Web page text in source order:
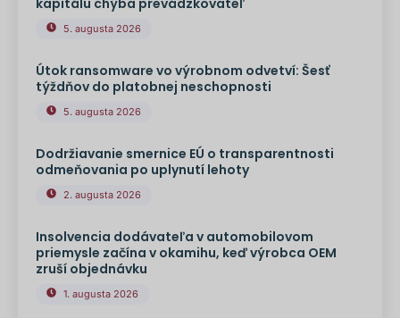
5. augusta 2026
Útok ransomware vo výrobnom odvetví: Šesť
týždňov do platobnej neschopnosti
5. augusta 2026
Dodržiavanie smernice EÚ o transparentnosti
odmeňovania po uplynutí lehoty
2. augusta 2026
Insolvencia dodávateľa v automobilovom
priemysle začína v okamihu, keď výrobca OEM
zruší objednávku
1. augusta 2026